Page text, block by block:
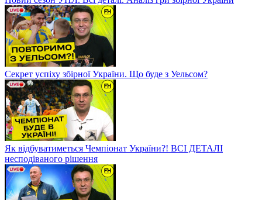
Секрет успіху збірної України. Що буде з Уельсом?
Як відбуватиметься Чемпіонат України?! ВСІ ДЕТАЛІ
несподіваного рішення